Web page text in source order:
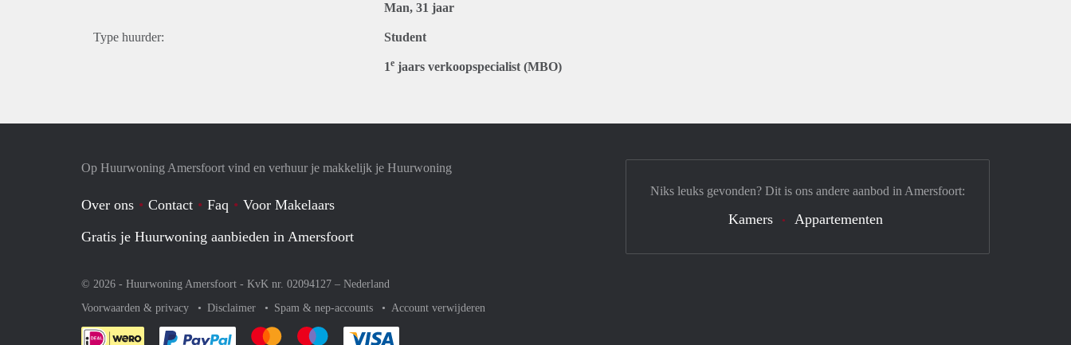
Man, 31 jaar
Type huurder: Student
1e jaars verkoopspecialist (MBO)
Op Huurwoning Amersfoort vind en verhuur je makkelijk je Huurwoning
Over ons Contact Faq
Voor Makelaars
Gratis je Huurwoning aanbieden in Amersfoort
© 2026 - Huurwoning Amersfoort - KvK nr. 02094127 – Nederland
Voorwaarden & privacy
Disclaimer Spam & nep-accounts Account verwijderen
Je rekent gemakkelijk af met Paypal
Je rekent gemakkelijk af met Mastercard
Je rekent gemakkelijk af met Meastro
Niks leuks gevonden? Dit is ons andere aanbod in Amersfoort:
Kamers Appartementen